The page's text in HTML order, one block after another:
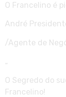
O Francelino é
André
/Agente de
„
O Segredo do
Francelino!